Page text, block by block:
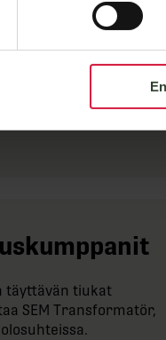
täyttävän tiukat
SEM Transformatör,